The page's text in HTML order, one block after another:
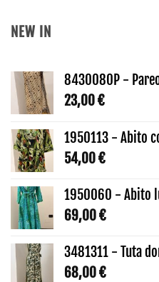
NEW IN
8430080P -
23,00€
1950113 - Abito
54,00€
1950060 - Abito
69,00€
3481311 - Tuta
68,00€